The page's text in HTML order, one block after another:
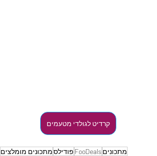
קרדיט לגולדי מטעמים
מתכונים FooDeals פודילסמתכונים מומלצים